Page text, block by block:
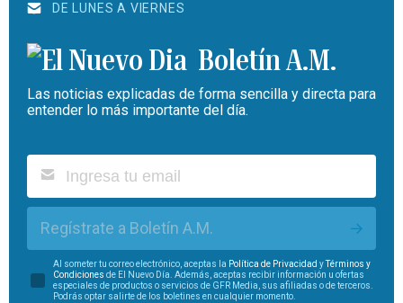
DE LUNES A VIERNES
Boletín A.M.
Las noticias explicadas de forma sencilla y directa para
entender lo más importante del día.
Regístrate a Boletín A.M.
Al someter tu correo electrónico, aceptas la Política de Privacidad yTérminos y
Condiciones de El Nuevo Día. Además, aceptas recibir información u ofertas
especiales de productos o servicios de GFR Media, sus afiliadas o de terceros.
Podrás optar salirte de los boletines en cualquier momento.